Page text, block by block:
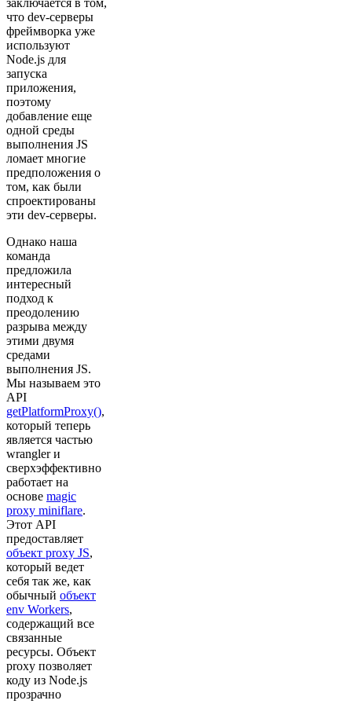
что dev-серверы
фреймворка уже
используют
Node.js для
запуска
приложения,
поэтому
добавление еще
одной среды
выполнения JS
ломает многие
предположения о
том, как были
спроектированы
эти dev-серверы.
Однако наша
команда
предложила
интересный
подход к
преодолению
разрыва между
этими двумя
средами
выполнения JS.
Мы называем это
API
getPlatformProxy(),
который теперь
является частью
wrangler и
сверхэффективно
работает на
основе magic
proxy miniflare.
Этот API
предоставляет
объект proxy JS,
который ведет
себя так же, как
обычный объект
env Workers,
содержащий все
связанные
ресурсы. Объект
proxy позволяет
коду из Node.js
прозрачно